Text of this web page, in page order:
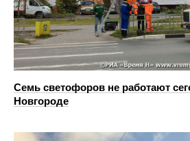
Семь светофоров не работают
Новгороде